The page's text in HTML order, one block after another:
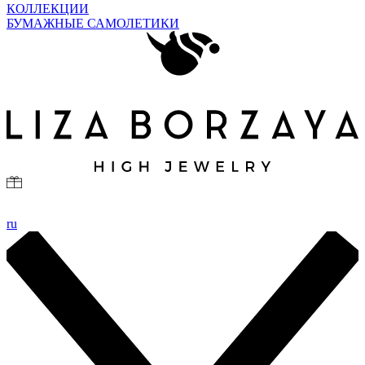
КОЛЛЕКЦИИ
БУМАЖНЫЕ САМОЛЕТИКИ
ru